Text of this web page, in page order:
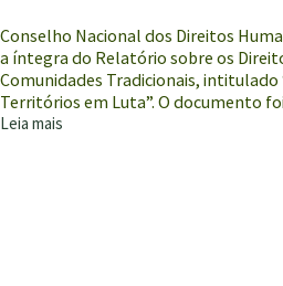
Conselho Nacional dos Direitos
a íntegra do Relatório sobre os
Comunidades Tradicionais, intitulado
Territórios em Luta”. O documento
Leia mais
Povos